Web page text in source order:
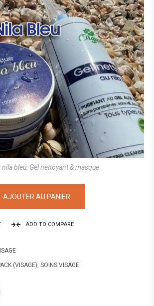
nila bleu: Gel nettoyant & masque
AJOUTER AU PANIER
ADD TO COMPARE
(VISAGE), SOINS VISAGE